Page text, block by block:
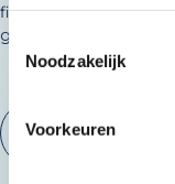
Toestemmingsselectie
Noodzakelijk
Voorkeuren
financiering verschilt
gemeente of een